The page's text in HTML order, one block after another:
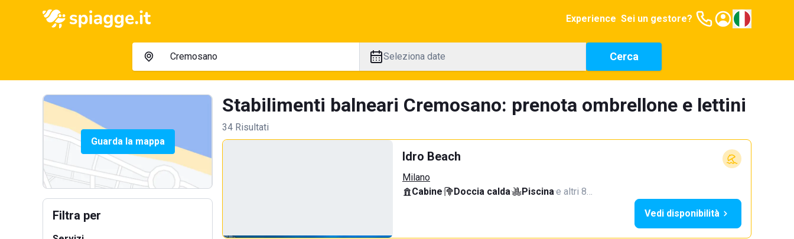
Experience Sei un gestore?
Seleziona date Cerca
Guarda la mappa
Filtra per
Stabilimenti balneari Cremosano: prenota ombrellone e lettini
34 Risultati
Idro Beach
Milano
Cabine· Doccia calda· Piscina·e altri 8…
Vedi disponibilità